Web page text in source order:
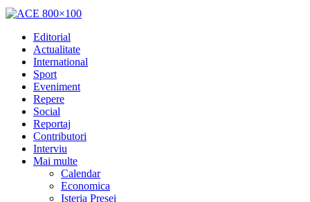
Editorial
Actualitate
International
Sport
Eveniment
Repere
Social
Reportaj
Contributori
Interviu
Mai multe
Calendar
Economica
Isteria Presei